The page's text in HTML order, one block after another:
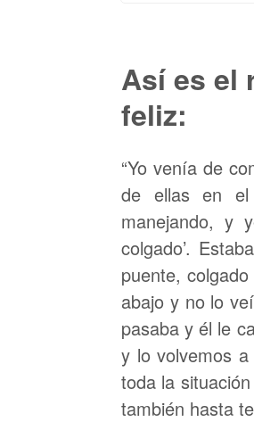
Así es el
feliz:
“Yo venía de
de ellas en el
manejando, y
colgado’.
puente,
abajo y no lo
pasaba y él le
y lo volvemos
toda la
también hasta